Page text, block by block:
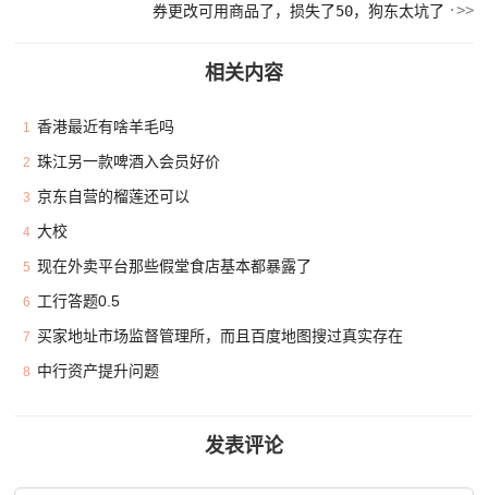
券更改可用商品了，损失了50，狗东太坑了
相关内容
1 香港最近有啥羊毛吗
2 珠江另一款啤酒入会员好价
3 京东自营的榴莲还可以
4 大校
5 现在外卖平台那些假堂食店基本都暴露了
6 工行答题0.5
7 买家地址市场监督管理所，而且百度地图搜过真实存在
8 中行资产提升问题
发表评论